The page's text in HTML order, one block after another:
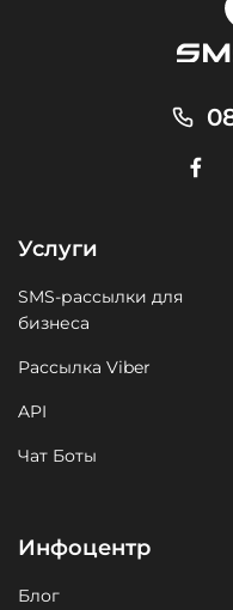
Услуги
SMS-рассылки для
бизнеса
Рассылка Viber
API
Чат Боты
Инфоцентр
Блог